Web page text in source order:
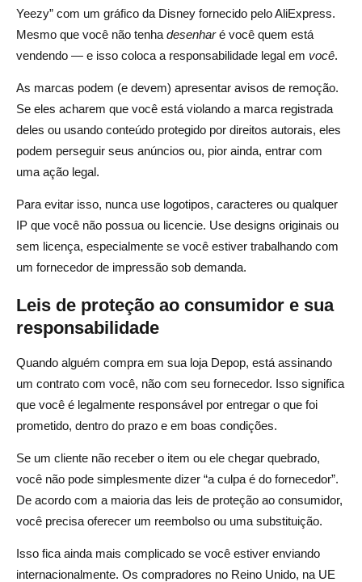
Yeezy” com um gráfico da Disney fornecido pelo AliExpress.
Mesmo que você não tenha desenharé você quem está
vendendo — e isso coloca a responsabilidade legal em você.
As marcas podem (e devem) apresentar avisos de remoção.
Se eles acharem que você está violando a marca registrada
deles ou usando conteúdo protegido por direitos autorais, eles
podem perseguir seus anúncios ou, pior ainda, entrar com
uma ação legal.
Para evitar isso, nunca use logotipos, caracteres ou qualquer
IP que você não possua ou licencie. Use designs originais ou
sem licença, especialmente se você estiver trabalhando com
um fornecedor de impressão sob demanda.
Leis de proteção ao consumidor e sua
responsabilidade
Quando alguém compra em sua loja Depop, está assinando
um contrato com você, não com seu fornecedor. Isso significa
que você é legalmente responsável por entregar o que foi
prometido, dentro do prazo e em boas condições.
Se um cliente não receber o item ou ele chegar quebrado,
você não pode simplesmente dizer “a culpa é do fornecedor”.
De acordo com a maioria das leis de proteção ao consumidor,
você precisa oferecer um reembolso ou uma substituição.
Isso fica ainda mais complicado se você estiver enviando
internacionalmente. Os compradores no Reino Unido, na UE